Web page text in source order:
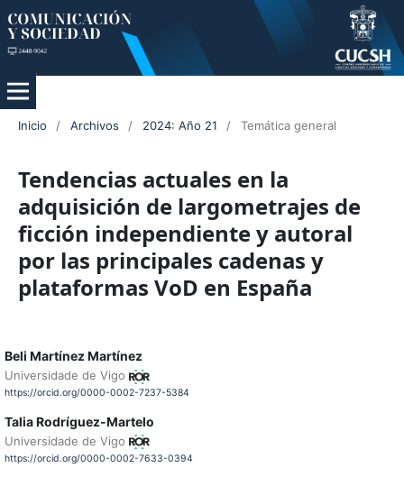
Inicio / Archivos / 2024: Año 21 / Temática general
Tendencias actuales en la
adquisición de largometrajes de
ficción independiente y autoral
por las principales cadenas y
plataformas VoD en España
Beli Martínez Martínez
Universidade de Vigo
https://orcid.org/0000-0002-7237-5384
Talia Rodríguez-Martelo
Universidade de Vigo
https://orcid.org/0000-0002-7633-0394